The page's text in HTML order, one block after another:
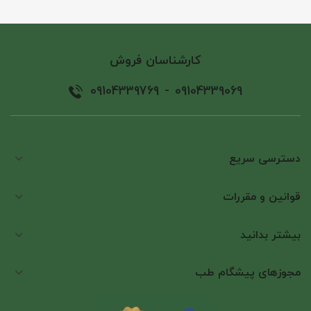
کارشناسان فروش
09104339069
-
09104339769
دسترسی سریع
قوانین و مقررات
بیشتر بدانید
مجوزهای پیشگام طب